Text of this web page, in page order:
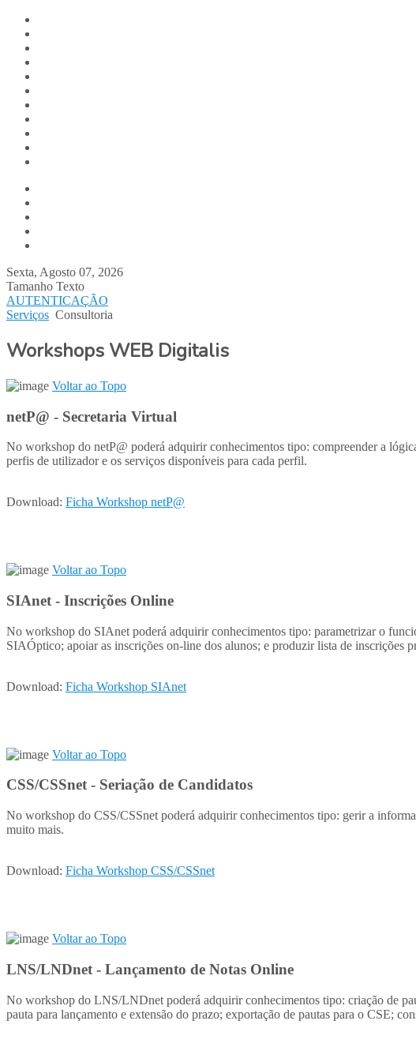
Sexta, Agosto 07, 2026
Tamanho Texto
AUTENTICAÇÃO
Serviços Consultoria
Workshops WEB Digitalis
Voltar ao Topo
netP@ - Secretaria Virtual
No workshop do netP@ poderá adquirir conhecimentos tipo: compreender a
perfis de utilizador e os serviços disponíveis para cada perfil.
Download: Ficha Workshop netP@
Voltar ao Topo
SIAnet - Inscrições Online
No workshop do SIAnet poderá adquirir conhecimentos tipo: parametrizar o
SIAÓptico; apoiar as inscrições on-line dos alunos; e produzir lista de inscrições
Download: Ficha Workshop SIAnet
Voltar ao Topo
CSS/CSSnet - Seriação de Candidatos
No workshop do CSS/CSSnet poderá adquirir conhecimentos tipo: gerir a
muito mais.
Download: Ficha Workshop CSS/CSSnet
Voltar ao Topo
LNS/LNDnet - Lançamento de Notas Online
No workshop do LNS/LNDnet poderá adquirir conhecimentos tipo: criação de
pauta para lançamento e extensão do prazo; exportação de pautas para o CSE;